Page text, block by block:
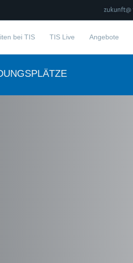
bei TIS TIS Live Angebote